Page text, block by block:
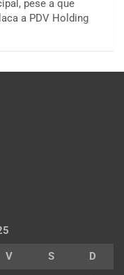
pese a que
a PDV Holding
V S D